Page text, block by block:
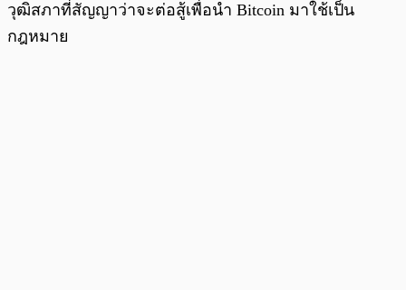
วุฒิสภาที่สัญญาว่าจะต่อสู้เพื่อนำ Bitcoin มาใช้เป็น
กฎหมาย